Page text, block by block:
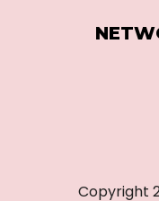
Copyright